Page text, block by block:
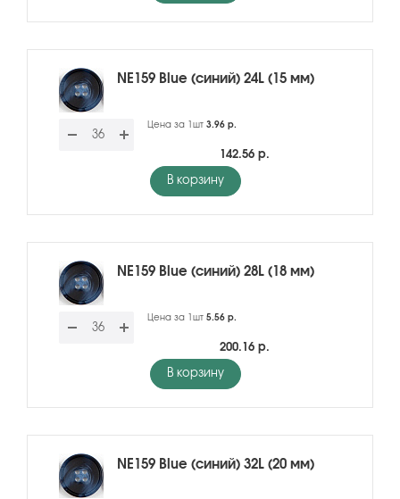
NE159 Blue (синий) 24L (15 мм)
Цена за 1шт 3.96 р.
142.56 р.
В корзину
NE159 Blue (синий) 28L (18 мм)
Цена за 1шт 5.56 р.
200.16 р.
В корзину
NE159 Blue (синий) 32L (20 мм)